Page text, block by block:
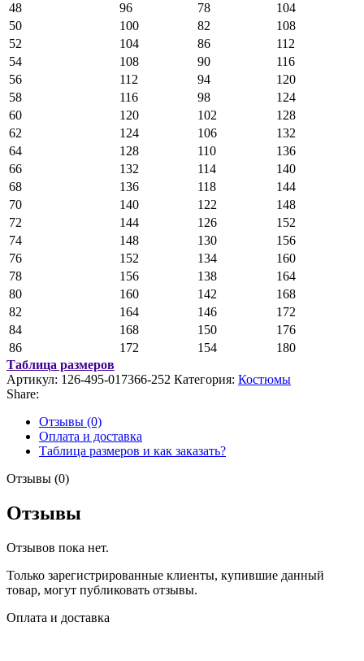
48
96 78
104
50
100 82
108
52
104 86
112
54
108 90
116
56
112 94
120
58
116 98
124
60
120 102
128
62
124 106
132
64
128 110
136
66
132 114
140
68
136 118
144
70
140 122
148
72
144 126
152
74
148 130
156
76
152 134
160
78
156 138
164
80
160 142
168
82
164 146
172
84
168 150
176
86
172 154
180
Таблица размеров
Артикул: 126-495-017366-252 Категория: Костюмы
Share:
Отзывы (0)
Оплата и доставка
Таблица размеров и как заказать?
Отзывы (0)
Отзывы
Отзывов пока нет.
Только зарегистрированные клиенты, купившие данный
товар, могут публиковать отзывы.
Оплата и доставка